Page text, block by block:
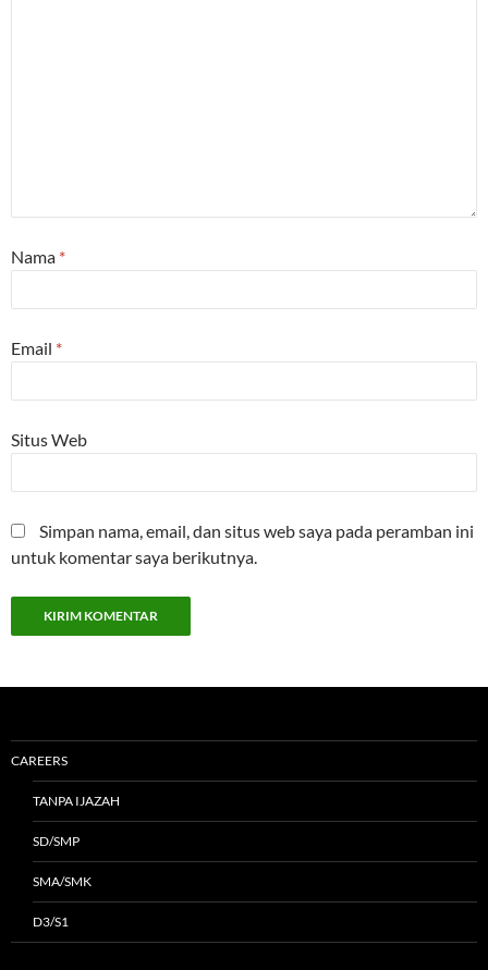
Nama *
Email *
Situs Web
Simpan nama, email, dan situs web saya pada peramban ini
untuk komentar saya berikutnya.
CAREERS
TANPA IJAZAH
SD/SMP
SMA/SMK
D3/S1